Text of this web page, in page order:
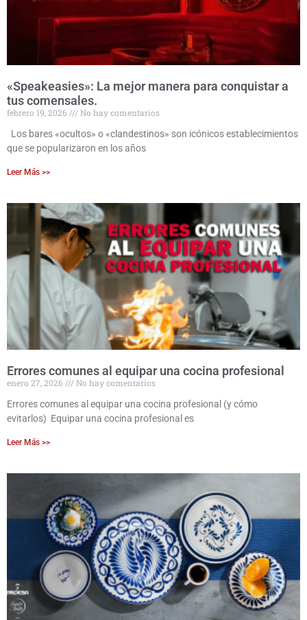
«Speakeasies»: La mejor manera para conquistar a
tus comensales.
febrero 19, 2026
No hay comentarios
Los bares «ocultos» o «clandestinos» son icónicos establecimientos
que se popularizaron en los años
Leer Más >>
Errores comunes al equipar una cocina profesional
enero 27, 2026
No hay comentarios
Errores comunes al equipar una cocina profesional (y cómo
evitarlos) Equipar una cocina profesional es
Leer Más >>